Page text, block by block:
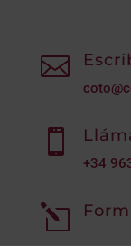


+34
l